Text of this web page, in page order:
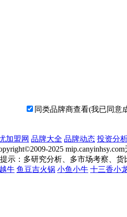
同类品牌商查看(我已同意
加盟网 品牌大全 品牌动态 投资分
2025
示：多研究分析、多市场考察、
牛 鱼豆吉火锅 小鱼小牛 十三香小